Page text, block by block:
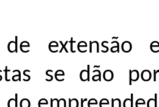
extensão
se dão